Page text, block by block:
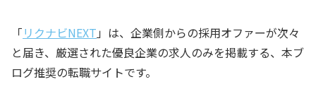
「リクナビNEXT 」は、企業側からの採用オファーが次々
と届き、厳選された優良企業の求人のみを掲載する、本ブ
ログ推奨の転職サイトです。